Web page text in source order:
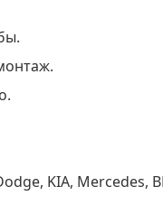
KIA, Mercedes,